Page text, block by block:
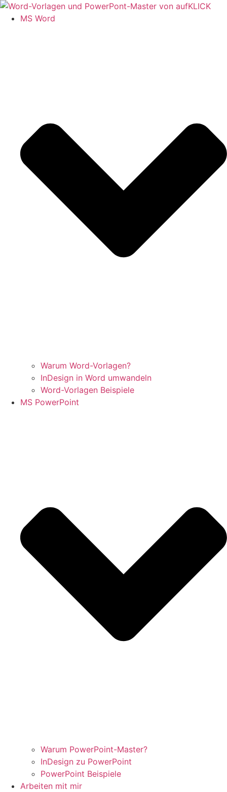
Zum
Inhalt MS Word
Warum Word-Vorlagen?
InDesign in Word umwandeln
Word-Vorlagen Beispiele
MS PowerPoint
Warum PowerPoint-Master?
InDesign zu PowerPoint
PowerPoint Beispiele
Arbeiten mit mir